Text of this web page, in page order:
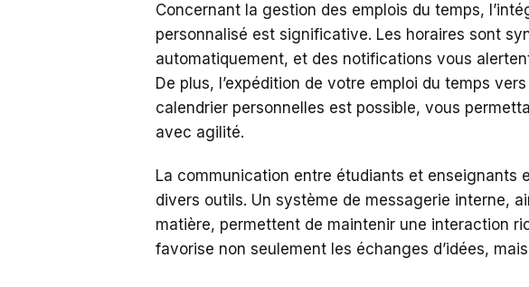
Concernant la gestion des emplois du temps,
personnalisé est significative. Les horaires sont
automatiquement, et des notifications vous
De plus, l’expédition de votre emploi du temps
calendrier personnelles est possible, vous
avec agilité.
La communication entre étudiants et enseignants
divers outils. Un système de messagerie interne,
matière, permettent de maintenir une interaction
favorise non seulement les échanges d’idées,